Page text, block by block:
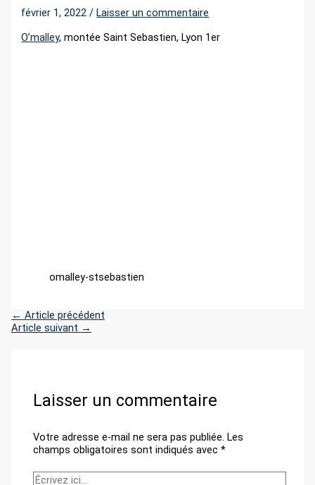
février 1, 2022/Laisser un commentaire
O’malley, montée Saint Sebastien, Lyon 1er
omalley-stsebastien
← Article précédent
Article suivant →
Laisser un commentaire
Votre adresse e-mail ne sera pas publiée. Les
champs obligatoires sont indiqués avec*
Écrivez
r